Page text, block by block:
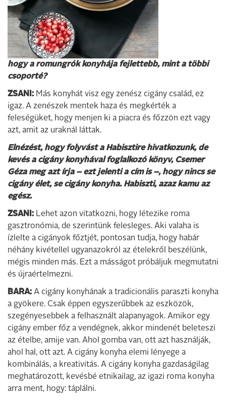
hogy a romungrók konyhája fejlettebb, mint a többi
csoporté?
ZSANI: Más konyhát visz egy zenész cigány család, ez
igaz. A zenészek mentek haza és megkérték a
feleségüket, hogy menjen ki a piacra és főzzön ezt vagy
azt, amit az uraknál láttak.
Elnézést, hogy folyvást a Habisztire hivatkozunk, de
kevés a cigány konyhával foglalkozó könyv, Csemer
Géza meg azt írja – ezt jelenti a cím is –, hogy nincs se
cigány élet, se cigány konyha. Habiszti, azaz kamu az
egész.
ZSANI: Lehet azon vitatkozni, hogy létezike roma
gasztronómia, de szerintünk felesleges. Aki valaha is
ízlelte a cigányok főztjét, pontosan tudja, hogy habár
néhány kivétellel ugyanazokról az ételekről beszélünk,
mégis minden más. Ezt a másságot próbáljuk megmutatni
és újraértelmezni.
BARA: A cigány konyhának a tradicionális paraszti konyha
a gyökere. Csak éppen egyszerűbbek az eszközök,
szegényesebbek a felhasznált alapanyagok. Amikor egy
cigány ember főz a vendégnek, akkor mindenét beleteszi
az ételbe, amije van. Ahol gomba van, ott azt használják,
ahol hal, ott azt. A cigány konyha elemi lényege a
kombinálás, a kreativitás. A cigány konyha gazdaságilag
meghatározott, kevésbé etnikailag, az igazi roma konyha
arra ment, hogy: táplálni.